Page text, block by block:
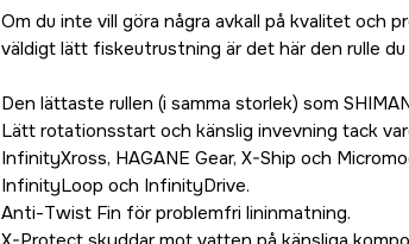
Om du inte vill göra några avkall på kvalitet och
väldigt lätt fiskeutrustning är det här den rulle
Den lättaste rullen (i samma storlek) som
Lätt rotationsstart och känslig invevning tack
InfinityXross, HAGANE Gear, X-Ship och
InfinityLoop och InfinityDrive.
Anti-Twist Fin för problemfri lininmatning.